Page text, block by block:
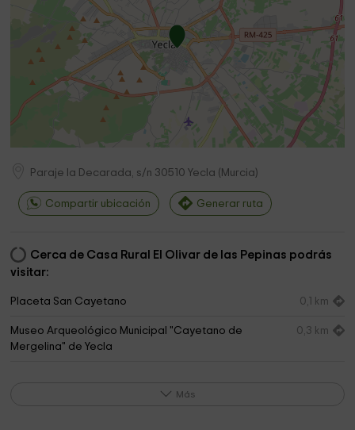
Paraje la Decarada, s/n 30510 Yecla ( Murcia)
Compartir ubicación Generar ruta
Cerca de Casa Rural El Olivar de las Pepinas podrás
visitar:
Placeta San Cayetano 0,1 km
Museo Arqueológico Municipal "Cayetano de
Mergelina" de Yecla
0,3 km
Más